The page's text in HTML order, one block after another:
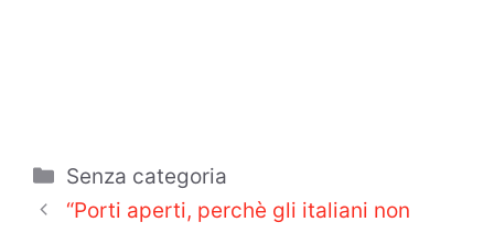
Categorie
Senza categoria
“Porti aperti, perchè gli italiani non